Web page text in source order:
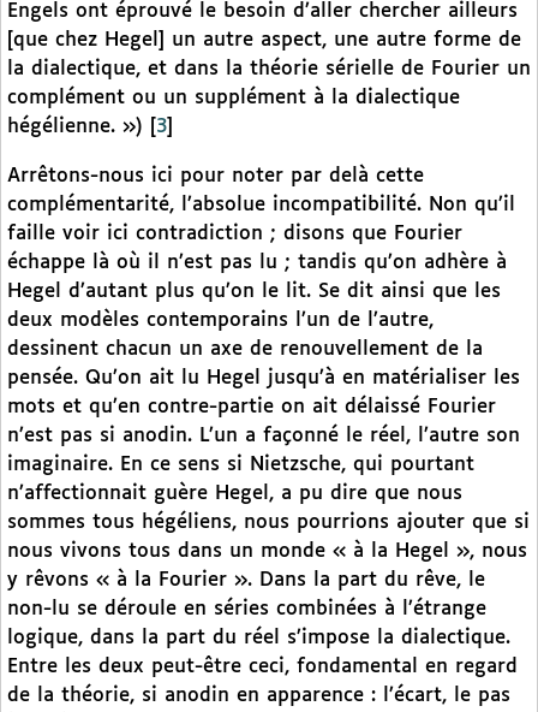
Engels ont éprouvé le besoin d’aller chercher ailleurs
[que chez Hegel] un autre aspect, une autre forme de
la dialectique, et dans la théorie sérielle de Fourier un
complément ou un supplément à la dialectique
hégélienne. »)
3
Arrêtons-nous ici pour noter par delà cette
complémentarité, l’absolue incompatibilité. Non qu’il
faille voir ici contradiction ; disons que Fourier
échappe là où il n’est pas lu ; tandis qu’on adhère à
Hegel d’autant plus qu’on le lit. Se dit ainsi que les
deux modèles contemporains l’un de l’autre,
dessinent chacun un axe de renouvellement de la
pensée. Qu’on ait lu Hegel jusqu’à en matérialiser les
mots et qu’en contre-partie on ait délaissé Fourier
n’est pas si anodin. L’un a façonné le réel, l’autre son
imaginaire. En ce sens si Nietzsche, qui pourtant
n’affectionnait guère Hegel, a pu dire que nous
sommes tous hégéliens, nous pourrions ajouter que si
nous vivons tous dans un monde « à la Hegel », nous
y rêvons « à la Fourier ». Dans la part du rêve, le
non-lu se déroule en séries combinées à l’étrange
logique, dans la part du réel s’impose la dialectique.
Entre les deux peut-être ceci, fondamental en regard
de la théorie, si anodin en apparence : l’écart, le pas